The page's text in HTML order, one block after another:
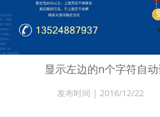
显示左边的n个字符自
发布时间 | 2016/12/22